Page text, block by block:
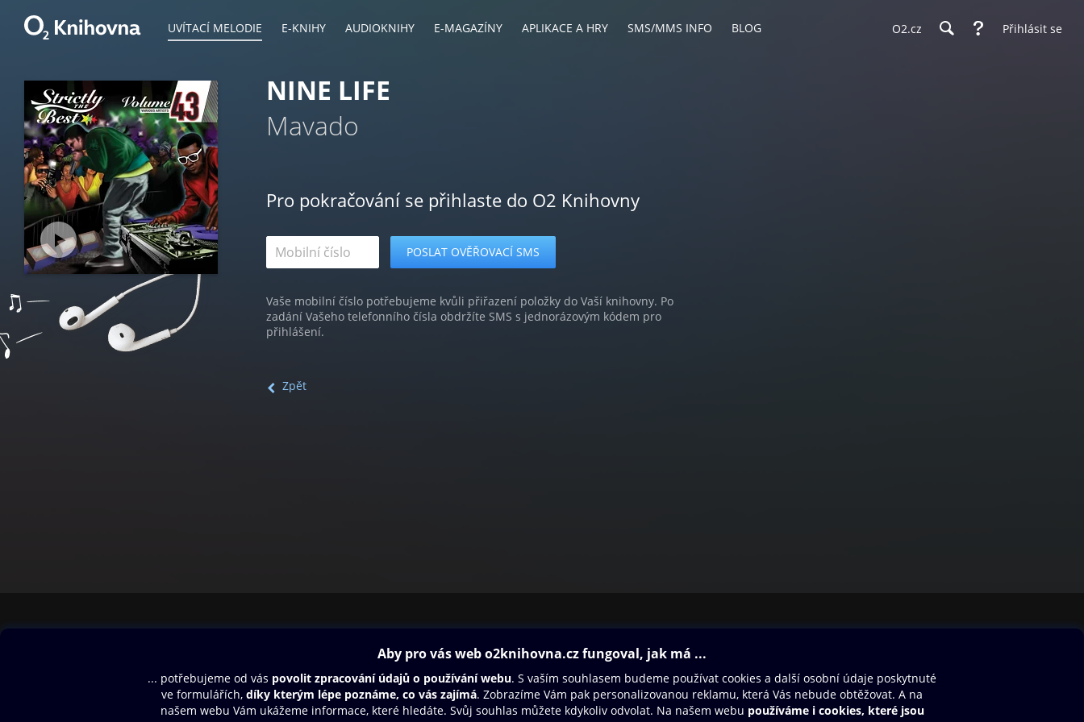
UVÍTACÍ MELODIE E-KNIHY AUDIOKNIHY E-MAGAZÍNY APLIKACE A HRY SMS/MMS INFO BLOG O2.cz Přihlásit se
NINE LIFE
Mavado
Pro pokračování se přihlaste do O2 Knihovny
Vaše mobilní číslo potřebujeme kvůli přiřazení položky do Vaší knihovny. Po
zadání Vašeho telefonního čísla obdržíte SMS s jednorázovým kódem pro
přihlášení.
Zpět
Aplikace a hry
SMS/MMS Info
Blog
Dárkový poukaz
Nápověda
Oneplay Originály
Sport